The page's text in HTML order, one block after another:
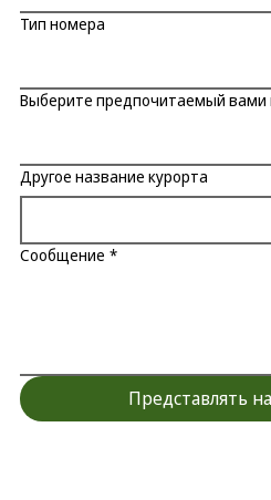
Тип номера
Выберите предпочитаемый вами
Другое название курорта
Сообщение *
Представлять